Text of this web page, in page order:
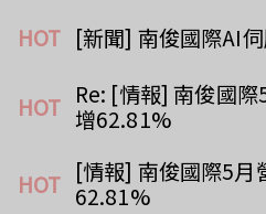
HOT [新聞] 南俊國際AI
HOT Re: [情報] 南俊國
增62.81%
HOT [情報] 南俊國際5月
62.81%